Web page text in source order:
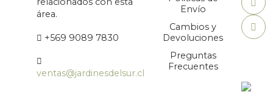
área.
+569 9089 7830
ventas@jardinesdelsur.cl
Envío
Cambios y
Devoluciones
Preguntas
Frecuentes